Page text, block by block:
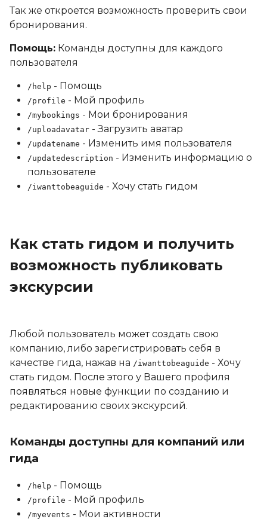
Так же откроется возможность проверить свои
бронирования.
Помощь: Команды доступны для каждого
пользователя
/help - Помощь
/profile - Мой профиль
/mybookings - Мои бронирования
/uploadavatar - Загрузить аватар
/updatename - Изменить имя пользователя
/updatedescription - Изменить информацию о
пользователе
/iwanttobeaguide - Хочу стать гидом
Как стать гидом и получить
возможность публиковать
экскурсии
Любой пользователь может создать свою
компанию, либо зарегистрировать себя в
качестве гида, нажав на /iwanttobeaguide - Хочу
стать гидом. После этого у Вашего профиля
появляться новые функции по созданию и
редактированию своих экскурсий.
Команды доступны для компаний или
гида
/help - Помощь
/profile - Мой профиль
/myevents - Мои активности